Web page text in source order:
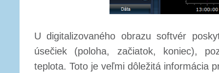
U digitalizovaného obrazu softvér
úsečiek (poloha, začiatok, koniec),
teplota. Toto je veľmi dôležitá informácia